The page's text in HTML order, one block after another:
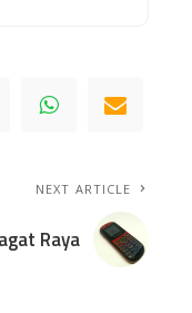
NEXT ARTICLE
Raya